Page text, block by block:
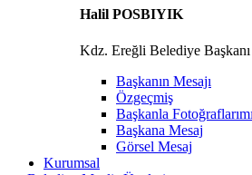
Halil POSBIYIK
Kdz. Ereğli Belediye Başkanı
Başkanın Mesajı
Özgeçmiş
Başkanla
Başkana Mesaj
Görsel Mesaj
Kurumsal